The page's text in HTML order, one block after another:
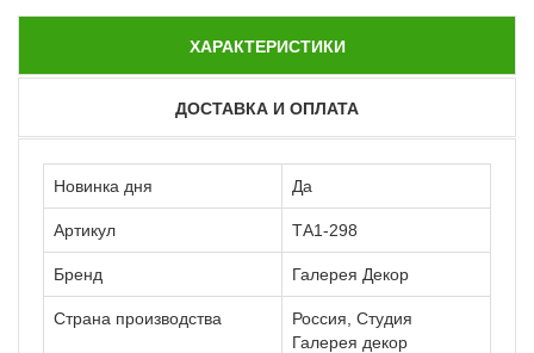
ХАРАКТЕРИСТИКИ
ДОСТАВКА И ОПЛАТА
Новинка дня Да
Артикул ТА1-298
Бренд Галерея Декор
Страна производства
Россия, Студия
Галерея декор